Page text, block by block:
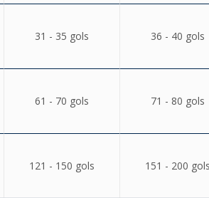
31 - 35 gols 36 - 40 gols
61 - 70 gols 71 - 80 gols
121 - 150 gols 151 - 200 gols